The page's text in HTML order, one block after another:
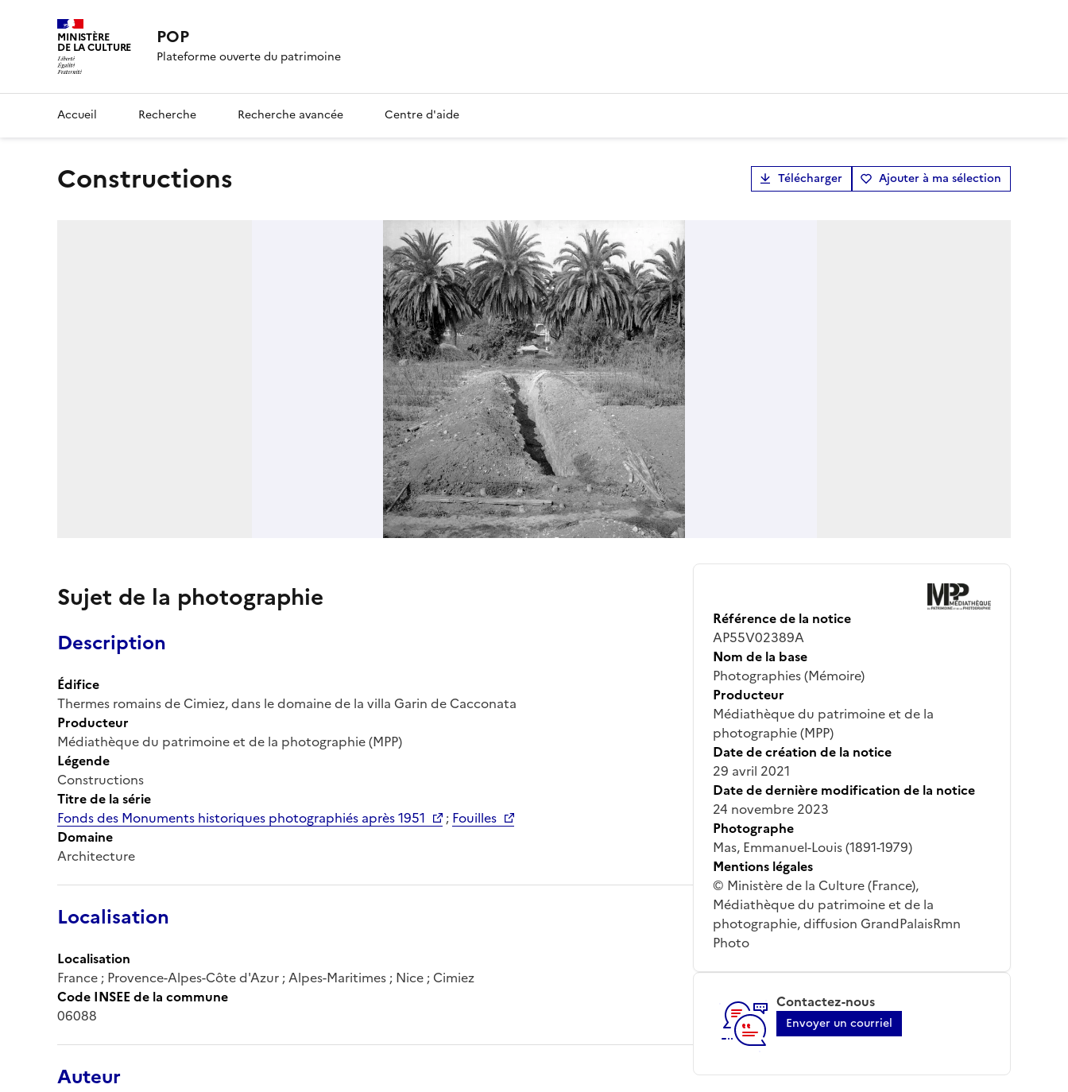
MINISTÈRE
DE LA CULTURE POP
Plateforme ouverte du patrimoine
Accueil Recherche Recherche avancée Centre d'aide
Constructions Télécharger Ajouter à ma sélection
Sujet de la photographie
Description
Édifice
Thermes romains de Cimiez, dans le domaine de la villa Garin de Cacconata
Producteur
Médiathèque du patrimoine et de la photographie (MPP)
Légende
Constructions
Titre de la série
Fonds des Monuments historiques photographiés après 1951
; Fouilles
Domaine
Architecture
Localisation
Localisation
France ; Provence-Alpes-Côte d'Azur ; Alpes-Maritimes ; Nice ; Cimiez
Code INSEE de la commune
06088
Auteur
Référence de la notice
AP55V02389A
Nom de la base
Photographies (Mémoire)
Producteur
Médiathèque du patrimoine et de la
photographie (MPP)
Date de création de la notice
29 avril 2021
Date de dernière modification de la notice
24 novembre 2023
Photographe
Mas, Emmanuel-Louis (1891-1979)
Mentions légales
© Ministère de la Culture (France),
Médiathèque du patrimoine et de la
photographie, diffusion GrandPalaisRmn
Photo
Contactez-nous
Envoyer un courriel